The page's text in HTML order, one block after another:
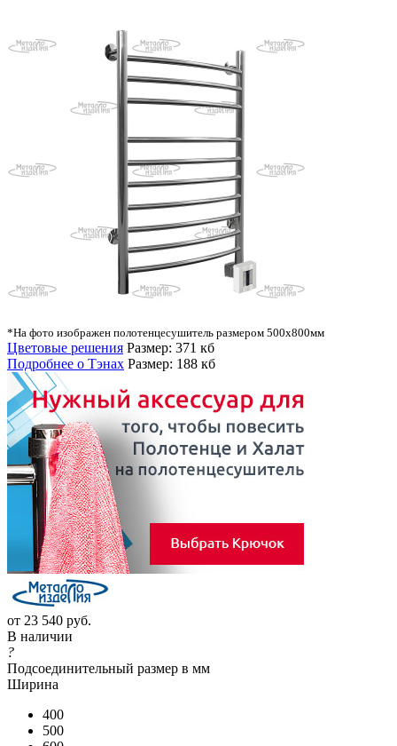
*На фото изображен полотенцесушитель размером 500х800мм
Цветовые решения Размер: 371 кб
Подробнее о Тэнах Размер: 188 кб
от 23 540 руб.
В наличии
?
Подсоединительный размер в мм
Ширина
400
500